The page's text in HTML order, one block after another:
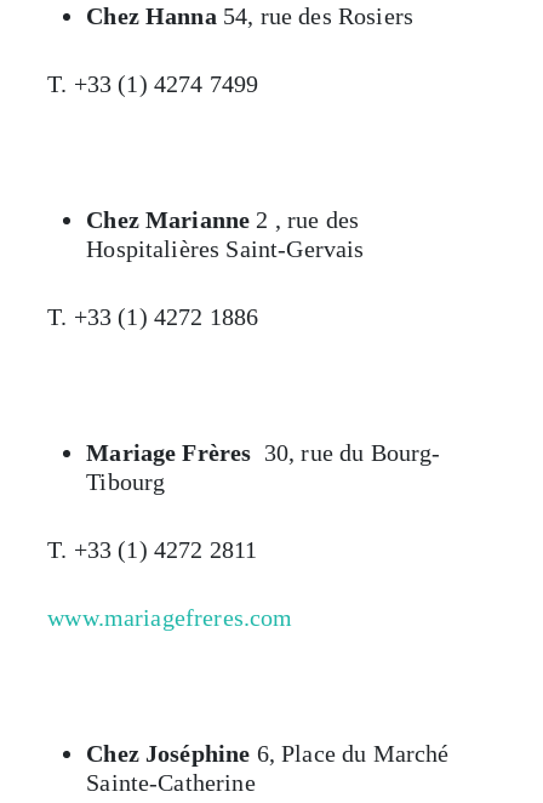
Chez Hanna 54, rue des Rosiers
T. +33 (1) 4274 7499
Chez Marianne 2 , rue des
Hospitalières Saint-Gervais
T. +33 (1) 4272 1886
Mariage Frères 30, rue du Bourg-
Tibourg
T. +33 (1) 4272 2811
www.mariagefreres.com
Chez Joséphine 6, Place du Marché
Sainte-Catherine